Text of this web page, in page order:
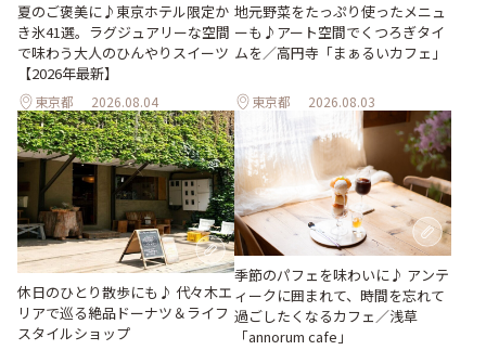
夏のご褒美に♪東京ホテル限定か
き氷41選。ラグジュアリーな空間
で味わう大人のひんやりスイーツ
【2026年最新】
東京都 2026.08.04
地元野菜をたっぷり使ったメニュ
ーも♪アート空間でくつろぎタイ
ムを／高円寺「まぁるいカフェ」
東京都 2026.08.03
休日のひとり散歩にも♪ 代々木エ
リアで巡る絶品ドーナツ＆ライフ
スタイルショップ
季節のパフェを味わいに♪ アンテ
ィークに囲まれて、時間を忘れて
過ごしたくなるカフェ／浅草
「annorum cafe」